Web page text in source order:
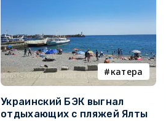
катера
Украинский БЭК выгнал
отдыхающих с пляжей Ялты